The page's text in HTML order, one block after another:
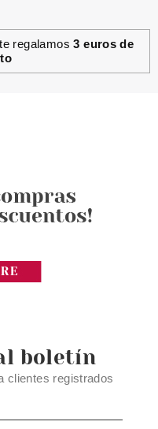
regalamos3 euros de
boletín
clientes registrados